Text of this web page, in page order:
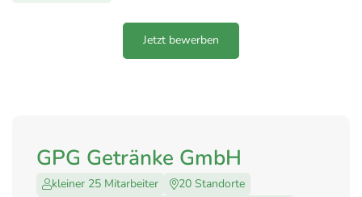
Jetzt bewerben
GPG Getränke GmbH
kleiner 25 Mitarbeiter
20 Standorte